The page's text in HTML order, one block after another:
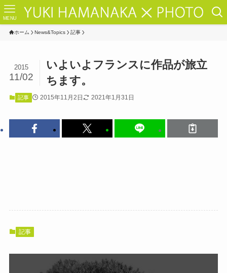
MENU
ホーム News&Topics 記事
いよいよフランスに作品が旅立
ちます。
2015
11/02
記事 2015年11月2日 2021年1月31日
記事